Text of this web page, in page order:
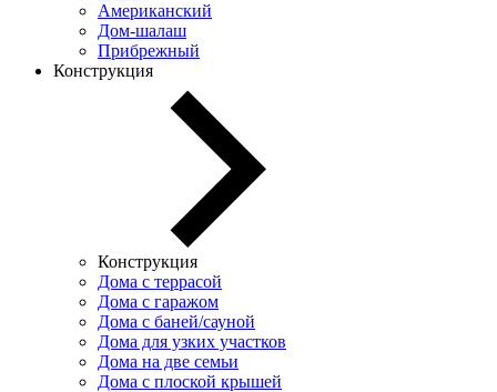
Американский
Дом-шалаш
Прибрежный
Конструкция
Конструкция
Дома с террасой
Дома с гаражом
Дома с баней/сауной
Дома для узких участков
Дома на две семьи
Дома с плоской крышей